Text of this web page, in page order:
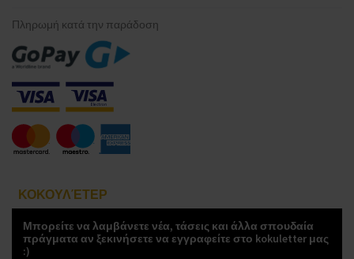
Πληρωμή κατά την παράδοση
ΚΟΚΟΥΛΈΤΕΡ
Μπορείτε να λαμβάνετε νέα, τάσεις και άλλα σπουδαία
πράγματα αν ξεκινήσετε να εγγραφείτε στο kokuletter μας
:)